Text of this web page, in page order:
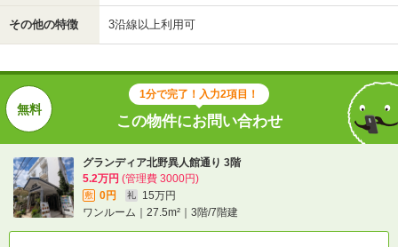
その他の特徴 3沿線以上利用可
1分で完了！入力2項目！
この物件にお問い合わせ
グランディア北野異人館通り 3階
5.2万円 (管理費 3000円)
敷 0円 礼
15万円
ワンルーム｜27.5m²｜3階/7階建